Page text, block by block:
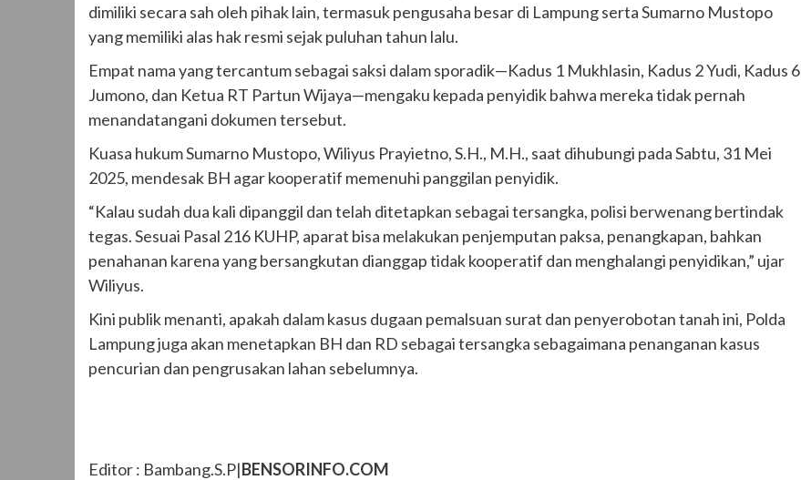
dimiliki secara sah oleh pihak lain, termasuk pengusaha besar di Lampung serta Sumarno Mustopo
yang memiliki alas hak resmi sejak puluhan tahun lalu.
Empat nama yang tercantum sebagai saksi dalam sporadik—Kadus 1 Mukhlasin, Kadus 2 Yudi, Kadus 6
Jumono, dan Ketua RT Partun Wijaya—mengaku kepada penyidik bahwa mereka tidak pernah
menandatangani dokumen tersebut.
Kuasa hukum Sumarno Mustopo, Wiliyus Prayietno, S.H., M.H., saat dihubungi pada Sabtu, 31 Mei
2025, mendesak BH agar kooperatif memenuhi panggilan penyidik.
“Kalau sudah dua kali dipanggil dan telah ditetapkan sebagai tersangka, polisi berwenang bertindak
tegas. Sesuai Pasal 216 KUHP, aparat bisa melakukan penjemputan paksa, penangkapan, bahkan
penahanan karena yang bersangkutan dianggap tidak kooperatif dan menghalangi penyidikan,” ujar
Wiliyus.
Kini publik menanti, apakah dalam kasus dugaan pemalsuan surat dan penyerobotan tanah ini, Polda
Lampung juga akan menetapkan BH dan RD sebagai tersangka sebagaimana penanganan kasus
pencurian dan pengrusakan lahan sebelumnya.
Editor : Bambang.S.P|BENSORINFO.COM